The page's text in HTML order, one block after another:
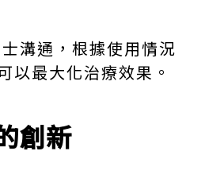
溝通，根據使用情況
以最大化治療效果。
創新